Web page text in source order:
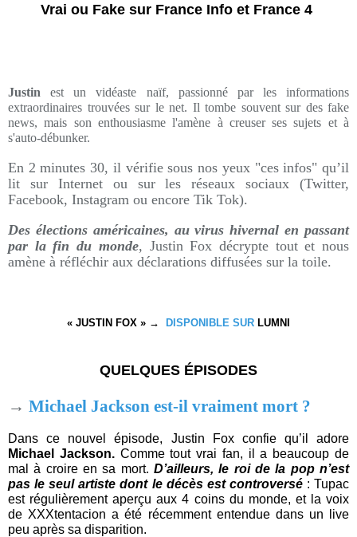
Vrai ou Fake sur France Info et France 4
Justin est un vidéaste naïf, passionné par les informations
extraordinaires trouvées sur le net. Il tombe souvent sur des fake
news, mais son enthousiasme l'amène à creuser ses sujets et à
s'auto-débunker.
En 2 minutes 30, il vérifie sous nos yeux "ces infos" qu’il
lit sur Internet ou sur les réseaux sociaux (Twitter,
Facebook, Instagram ou encore Tik Tok).
Des élections américaines, au virus hivernal en passant
par la fin du monde, Justin Fox décrypte tout et nous
amène à réfléchir aux déclarations diffusées sur la toile.
« JUSTIN FOX » → DISPONIBLE SUR LUMNI
QUELQUES ÉPISODES
→ Michael Jackson est-il vraiment mort ?
Dans ce nouvel épisode, Justin Fox confie qu’il adore
Michael Jackson.Comme tout vrai fan, il a beaucoup de
mal à croire en sa mort. D’ailleurs, le roi de la pop n’est
pas le seul artiste dont le décès est controversé : Tupac
est régulièrement aperçu aux 4 coins du monde, et la voix
de XXXtentacion a été récemment entendue dans un live
peu après sa disparition.